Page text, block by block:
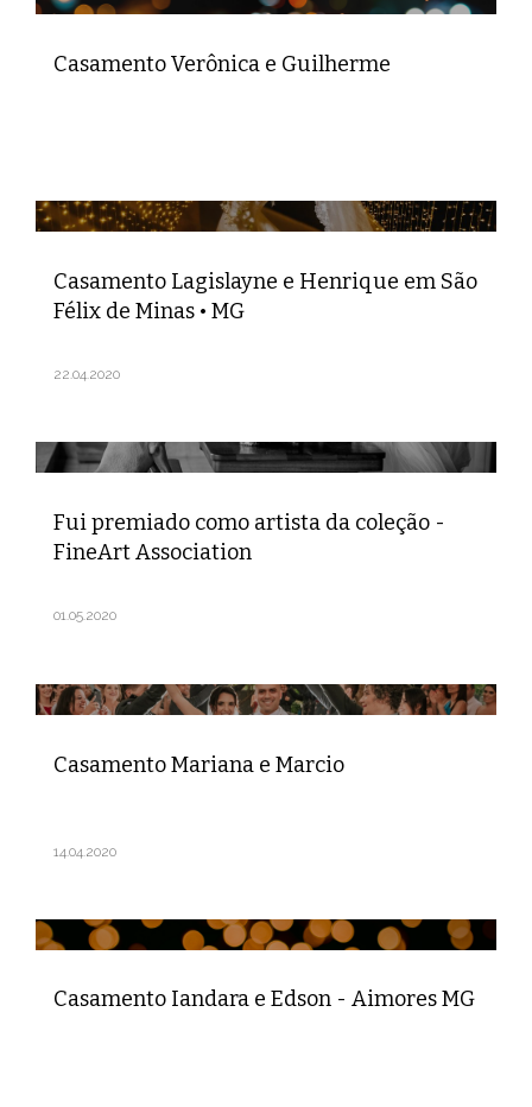
Casamento Verônica e Guilherme
Casamento Lagislayne e Henrique em São
Félix de Minas • MG
22.04.2020
Fui premiado como artista da coleção -
FineArt Association
01.05.2020
Casamento Mariana e Marcio
14.04.2020
Casamento Iandara e Edson - Aimores MG